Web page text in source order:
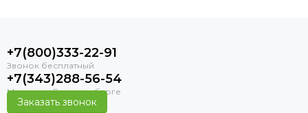
+7(800)333-22-91
+7(343)288-56-54
Заказать звонок